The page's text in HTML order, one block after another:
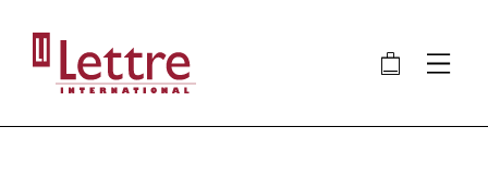
Inhalt
🛍 ⋮